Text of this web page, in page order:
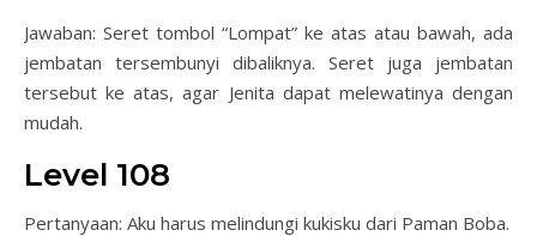
Jawaban: Seret tombol “Lompat” ke atas atau bawah, ada
jembatan tersembunyi dibaliknya. Seret juga jembatan
tersebut ke atas, agar Jenita dapat melewatinya dengan
mudah.
Level 108
Pertanyaan: Aku harus melindungi kukisku dari Paman Boba.